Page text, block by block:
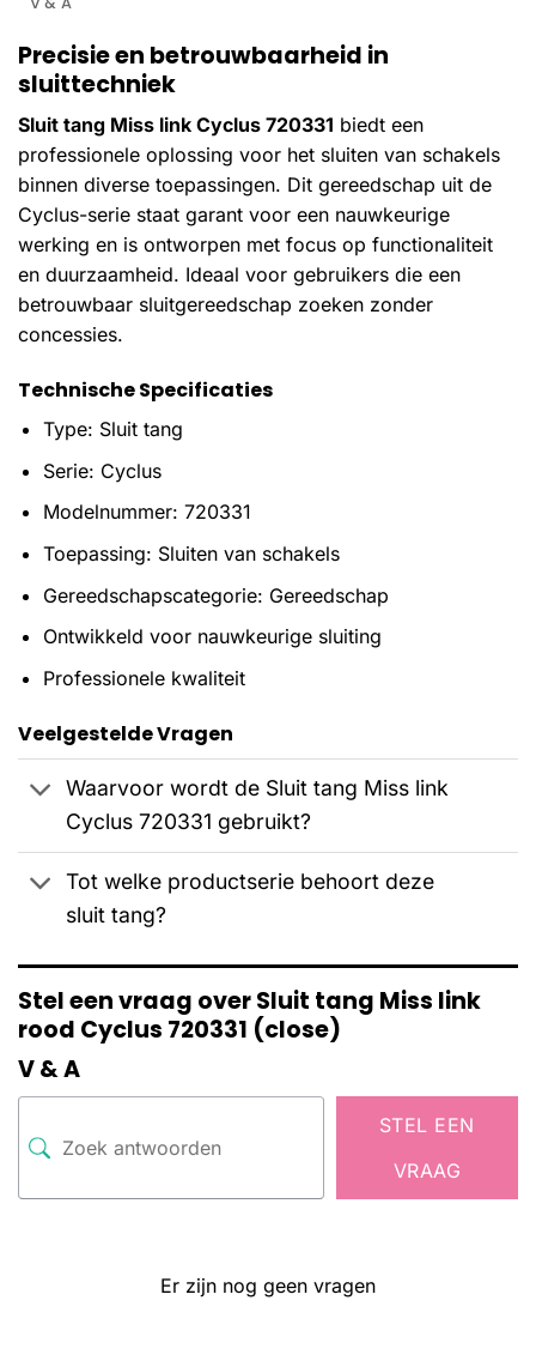
Precisie en betrouwbaarheid in
sluittechniek
Sluit tang Miss link Cyclus 720331 biedt een
professionele oplossing voor het sluiten van schakels
binnen diverse toepassingen. Dit gereedschap uit de
Cyclus-serie staat garant voor een nauwkeurige
werking en is ontworpen met focus op functionaliteit
en duurzaamheid. Ideaal voor gebruikers die een
betrouwbaar sluitgereedschap zoeken zonder
concessies.
Technische Specificaties
Type: Sluit tang
Serie: Cyclus
Modelnummer: 720331
Toepassing: Sluiten van schakels
Gereedschapscategorie: Gereedschap
Ontwikkeld voor nauwkeurige sluiting
Professionele kwaliteit
Veelgestelde Vragen
Waarvoor wordt de Sluit tang Miss link
Cyclus 720331 gebruikt?
Tot welke productserie behoort deze
sluit tang?
Stel een vraag over Sluit tang Miss link
rood Cyclus 720331 (close)
V & A
STEL EEN
VRAAG
Er zijn nog geen vragen